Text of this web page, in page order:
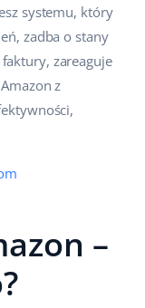
systemu, który
zadba o stany
zareaguje
z
–